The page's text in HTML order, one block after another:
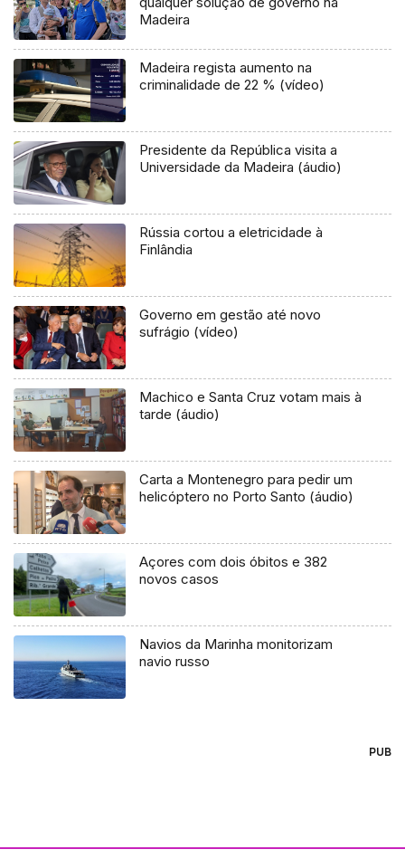
Madeira
Madeira regista aumento na
criminalidade de 22 % (vídeo)
Presidente da República visita a
Universidade da Madeira (áudio)
Rússia cortou a eletricidade à
Finlândia
Governo em gestão até novo
sufrágio (vídeo)
Machico e Santa Cruz votam mais à
tarde (áudio)
Carta a Montenegro para pedir um
helicóptero no Porto Santo (áudio)
Açores com dois óbitos e 382
novos casos
Navios da Marinha monitorizam
navio russo
PUB